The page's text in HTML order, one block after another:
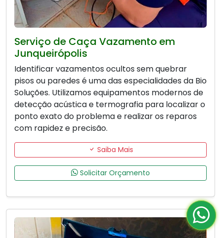
Serviço de Caça Vazamento em
Junqueirópolis
Identificar vazamentos ocultos sem quebrar
pisos ou paredes é uma das especialidades da Bio
Soluções. Utilizamos equipamentos modernos de
detecção acústica e termografia para localizar o
ponto exato do problema e realizar os reparos
com rapidez e precisão.
Saiba Mais
Solicitar Orçamento